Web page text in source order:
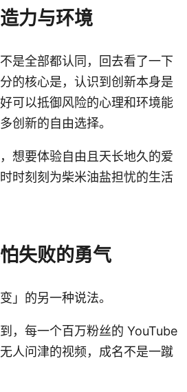
力与环境
是全部都认同，回去看了一下
的核心是，认识到创新本身是
可以抵御风险的心理和环境能
创新的自由选择。
想要体验自由且天长地久的爱
时刻刻为柴米油盐担忧的生活
失败的勇气
」的另一种说法。
，每一个百万粉丝的 YouTube
人问津的视频，成名不是一蹴